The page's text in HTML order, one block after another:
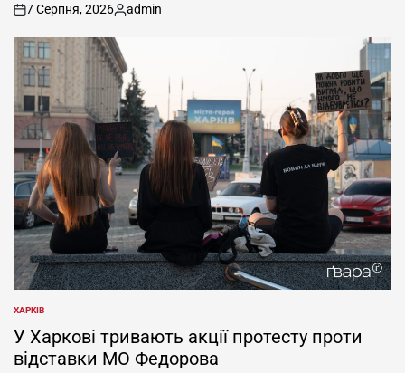
on
7 Серпня, 2026
Опубліковано
admin
ОПУБЛІКУВАТИ
У
ХАРКІВ
У Харкові тривають акції протесту проти
відставки МО Федорова